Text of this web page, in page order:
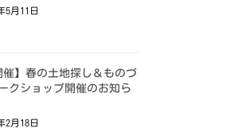
5月11日
催】春の土地探し＆ものづ
クショップ開催のお知ら
2月18日